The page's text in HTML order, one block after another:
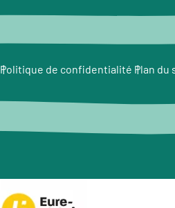
Politique de confidentialité Plan du